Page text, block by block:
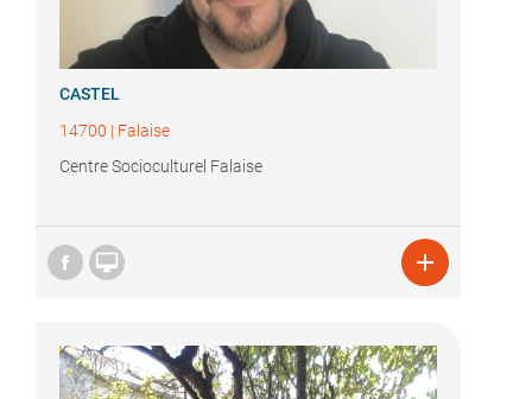
CASTEL
14700 | Falaise
Centre Socioculturel Falaise
 